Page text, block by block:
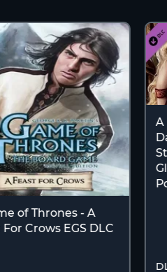
of Thrones - A
For Crows EGS DLC
A